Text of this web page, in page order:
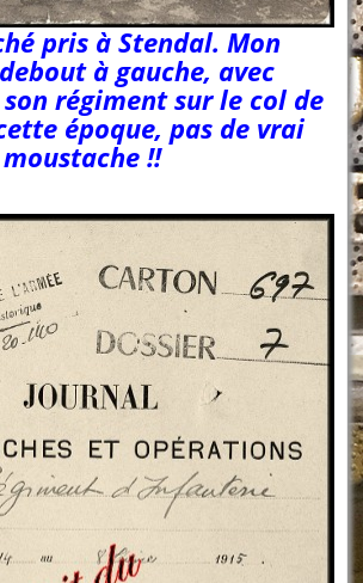
pris à Stendal. Mon
à gauche, avec
régiment sur le col de
époque, pas de vrai
!!